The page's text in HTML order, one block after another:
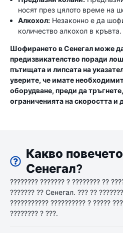
носят през цялото време на
Алкохол: Незаконно е да
количество алкохол в кръвта.
Шофирането в Сенегал може
предизвикателство поради
пътищата и липсата на
уверите, че имате
оборудване, преди да
ограниченията на скоростта и
Какво
Сенегал?
???????? ??????? ? ???????? ??
??????? ?? Сенегал. ??? ??
??????????? ?????????? ? ?????
???????? ? ???.